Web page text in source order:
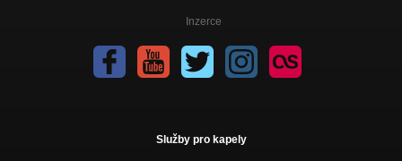
Inzerce
Služby pro kapely